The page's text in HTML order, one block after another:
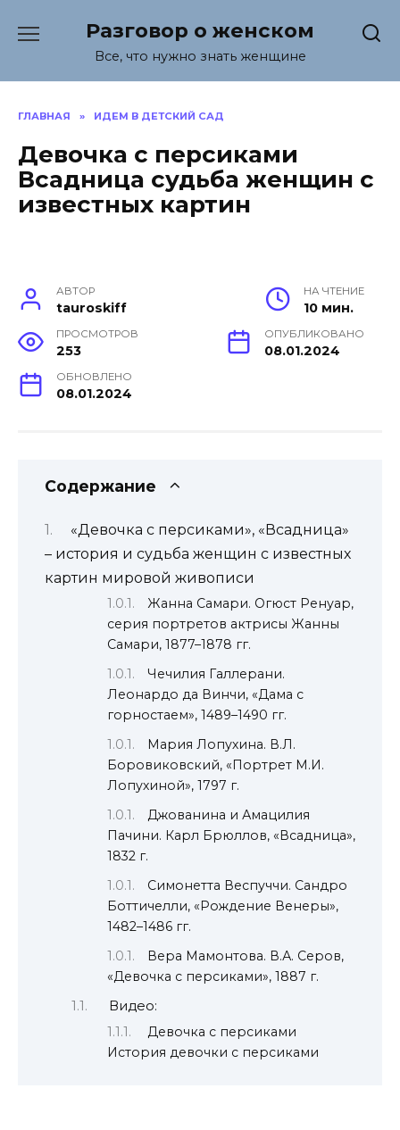
содержанию
Разговор о женском
Все, что нужно знать женщине
ГЛАВНАЯ » ИДЕМ В ДЕТСКИЙ САД
Девочка с персиками
Всадница судьба женщин с
известных картин
АВТОР
tauroskiff
НА ЧТЕНИЕ
10 мин.
ПРОСМОТРОВ
253
ОПУБЛИКОВАНО
08.01.2024
ОБНОВЛЕНО
08.01.2024
Содержание
«Девочка с персиками», «Всадница»
– история и судьба женщин с известных
картин мировой живописи
Жанна Самари. Огюст Ренуар,
серия портретов актрисы Жанны
Самари, 1877–1878 гг.
Чечилия Галлерани.
Леонардо да Винчи, «Дама с
горностаем», 1489–1490 гг.
Мария Лопухина. В.Л.
Боровиковский, «Портрет М.И.
Лопухиной», 1797 г.
Джованина и Амацилия
Пачини. Карл Брюллов, «Всадница»,
1832 г.
Симонетта Веспуччи. Сандро
Боттичелли, «Рождение Венеры»,
1482–1486 гг.
Вера Мамонтова. В.А. Серов,
«Девочка с персиками», 1887 г.
Видео:
Девочка с персиками
История девочки с персиками